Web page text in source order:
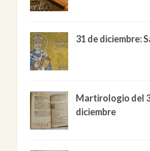
31 de diciembre:
Martirologio del
diciembre